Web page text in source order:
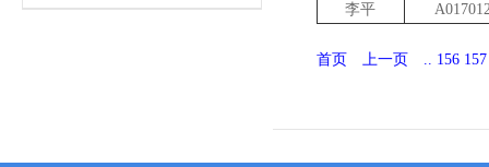
李平
首页 上一页 .. 156 157